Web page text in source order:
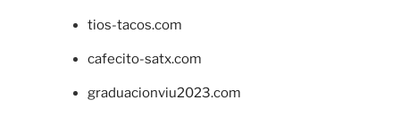
tios-tacos.com
cafecito-satx.com
graduacionviu2023.com